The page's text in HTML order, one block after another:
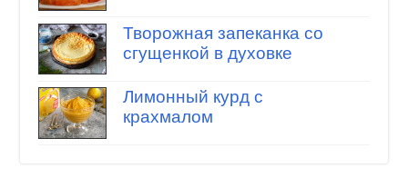
Творожная запеканка со
сгущенкой в духовке
Лимонный курд с
крахмалом